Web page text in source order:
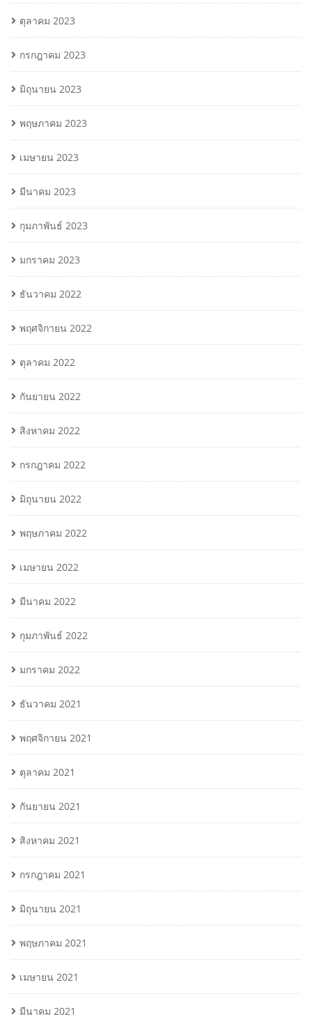
ตุลาคม 2023
กรกฎาคม 2023
มิถุนายน 2023
พฤษภาคม 2023
เมษายน 2023
มีนาคม 2023
กุมภาพันธ์ 2023
มกราคม 2023
ธันวาคม 2022
พฤศจิกายน 2022
ตุลาคม 2022
กันยายน 2022
สิงหาคม 2022
กรกฎาคม 2022
มิถุนายน 2022
พฤษภาคม 2022
เมษายน 2022
มีนาคม 2022
กุมภาพันธ์ 2022
มกราคม 2022
ธันวาคม 2021
พฤศจิกายน 2021
ตุลาคม 2021
กันยายน 2021
สิงหาคม 2021
กรกฎาคม 2021
มิถุนายน 2021
พฤษภาคม 2021
เมษายน 2021
มีนาคม 2021